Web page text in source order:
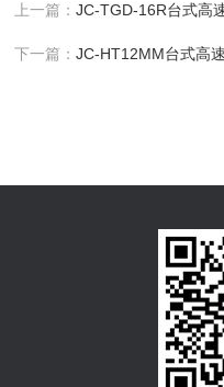
上一篇：JC-TGD-16R台式高
下一篇：JC-HT12MM台式高